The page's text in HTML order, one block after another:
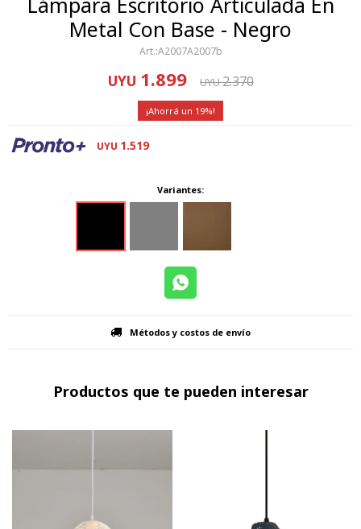
Metal Con Base - Negro
A2007A2007b
UYU 1.899 UYU2.370
19
UYU 1.519
Variantes:
Métodos y costos de envío
Productos que te pueden interesar